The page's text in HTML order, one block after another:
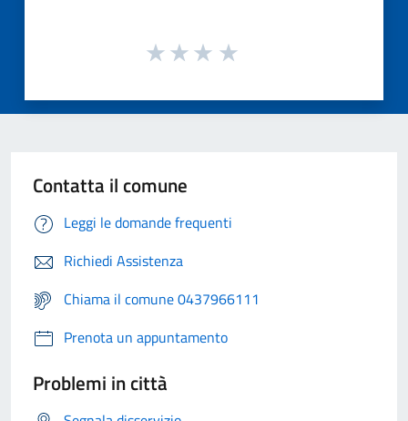
Contatta il comune
Leggi le domande frequenti
Richiedi Assistenza
Chiama il comune 0437966111
Prenota un appuntamento
Problemi in città